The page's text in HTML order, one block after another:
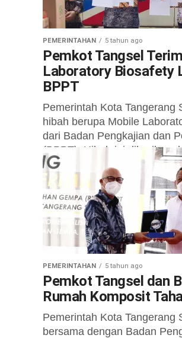
PEMERINTAHAN 5 tahun ago
Pemkot Tangsel
Laboratory Biosafety
BPPT
Pemerintah Kota Tangerang
hibah berupa Mobile
dari Badan Pengkajian dan
(BPPT). Hibah ini diberikan
penanganan Covid-19 di...
PEMERINTAHAN 5 tahun ago
Pemkot Tangsel dan
Rumah Komposit
Pemerintah Kota Tangerang
bersama dengan Badan